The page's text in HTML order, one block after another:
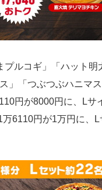
ルコギ」「ハット明
」「つぶつぶハニマ
円が8000円に、Lサ
6110円が1万円に、